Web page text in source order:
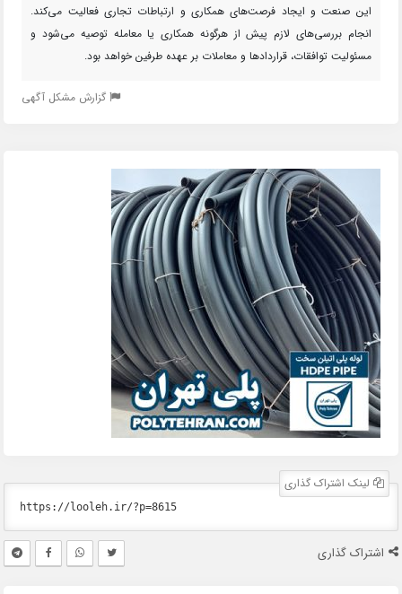
این صنعت و ایجاد فرصت‌های همکاری و ارتباطات تجاری فعالیت می‌کند.
انجام بررسی‌های لازم پیش از هرگونه همکاری یا معامله توصیه می‌شود و
مسئولیت توافقات، قراردادها و معاملات بر عهده طرفین خواهد بود.
گزارش مشکل آگهی
لینک اشتراک گذاری
اشتراک گذاری